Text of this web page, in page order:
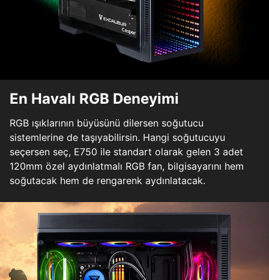
En Havalı RGB Deneyimi
RGB ışıklarının büyüsünü dilersen soğutucu
sistemlerine de taşıyabilirsin. Hangi soğutucuyu
seçersen seç, E750 ile standart olarak gelen 3 adet
120mm özel aydınlatmalı RGB fan, bilgisayarını hem
soğutacak hem de rengarenk aydınlatacak.